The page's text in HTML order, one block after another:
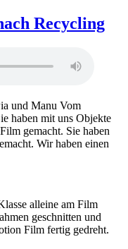
Recycling
und Manu Vom
haben mit uns Objekte
gemacht. Sie haben
Wir haben einen
alleine am Film
geschnitten und
Film fertig gedreht.